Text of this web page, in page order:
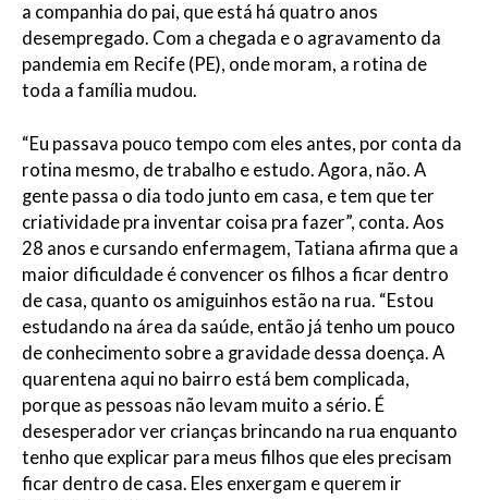
a companhia do pai, que está há quatro anos
desempregado. Com a chegada e o agravamento da
pandemia em Recife (PE), onde moram, a rotina de
toda a família mudou.
“Eu passava pouco tempo com eles antes, por conta da
rotina mesmo, de trabalho e estudo. Agora, não. A
gente passa o dia todo junto em casa, e tem que ter
criatividade pra inventar coisa pra fazer”, conta. Aos
28 anos e cursando enfermagem, Tatiana afirma que a
maior dificuldade é convencer os filhos a ficar dentro
de casa, quanto os amiguinhos estão na rua. “Estou
estudando na área da saúde, então já tenho um pouco
de conhecimento sobre a gravidade dessa doença. A
quarentena aqui no bairro está bem complicada,
porque as pessoas não levam muito a sério. É
desesperador ver crianças brincando na rua enquanto
tenho que explicar para meus filhos que eles precisam
ficar dentro de casa. Eles enxergam e querem ir